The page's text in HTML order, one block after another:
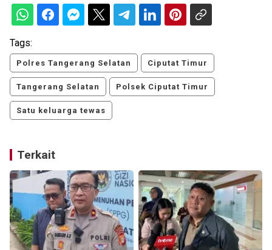
Tags:
Polres Tangerang Selatan Ciputat Timur
Tangerang Selatan Polsek Ciputat Timur
Satu keluarga tewas
Terkait